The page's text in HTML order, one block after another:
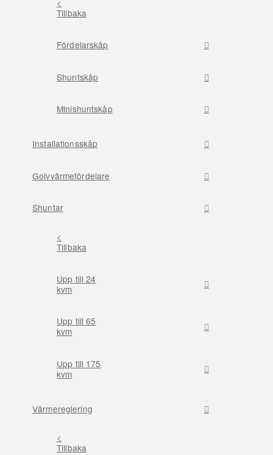
Tillbaka
Fördelarskåp
Shuntskåp
Minishuntskåp
Installationsskåp
Golvvärmefördelare
Shuntar
<
Tillbaka
Upp till 24
kvm
Upp till 65
kvm
Upp till 175
kvm
Värmereglering
<
Tillbaka